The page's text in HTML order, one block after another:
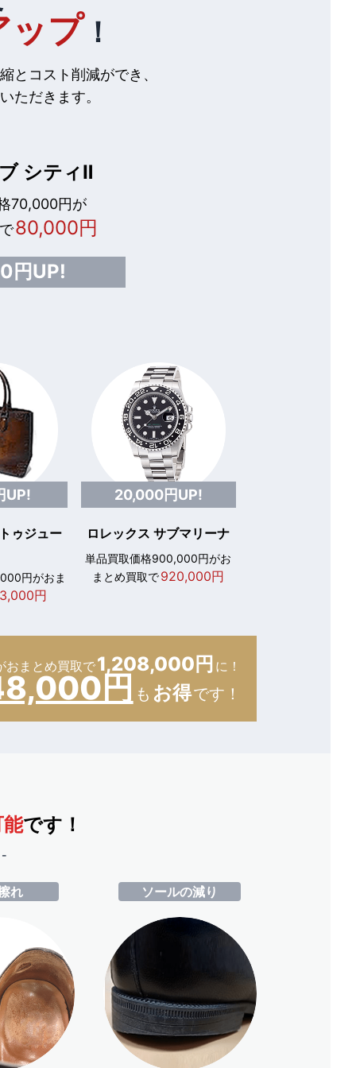
ップ ！
とコスト削減ができ、
ただきます。
シティⅡ
70,000円が
80,000円
円UP!
UP!
ゥジュー
円がおま
円
20,000円UP!
ロレックス サブマリーナ
単品買取価格900,000円がお
まとめ買取で920,000円
おまとめ買取で1,208,000円 に！
円 も お得です！
です！
-
れ ソールの減り